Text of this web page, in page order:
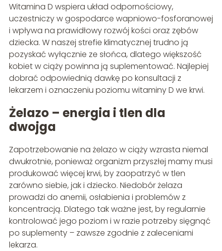
Witamina D wspiera układ odpornościowy,
uczestniczy w gospodarce wapniowo-fosforanowej
i wpływa na prawidłowy rozwój kości oraz zębów
dziecka. W naszej strefie klimatycznej trudno ją
pozyskać wyłącznie ze słońca, dlatego większość
kobiet w ciąży powinna ją suplementować. Najlepiej
dobrać odpowiednią dawkę po konsultacji z
lekarzem i oznaczeniu poziomu witaminy D we krwi.
Żelazo – energia i tlen dla
dwojga
Zapotrzebowanie na żelazo w ciąży wzrasta niemal
dwukrotnie, ponieważ organizm przyszłej mamy musi
produkować więcej krwi, by zaopatrzyć w tlen
zarówno siebie, jak i dziecko. Niedobór żelaza
prowadzi do anemii, osłabienia i problemów z
koncentracją. Dlatego tak ważne jest, by regularnie
kontrolować jego poziom i w razie potrzeby sięgnąć
po suplementy – zawsze zgodnie z zaleceniami
lekarza.